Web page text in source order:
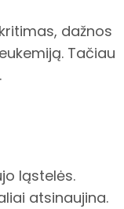
dažnos
Tačiau
ląstelės.
atsinaujina.